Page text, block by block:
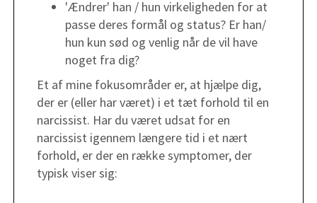
'Ændrer' han / hun virkeligheden for at
passe deres formål og status? Er han/
hun kun sød og venlig når de vil have
noget fra dig? ​
Et af mine fokusområder er, at hjælpe dig,
der er (eller har været) i et tæt forhold til en
narcissist. Har du været udsat for en
narcissist igennem længere tid i et nært
forhold, er der en række symptomer, der
typisk viser sig: ​